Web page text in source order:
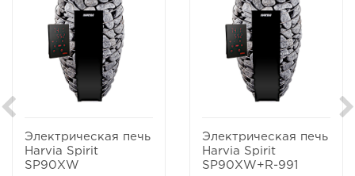
Электрическая печь
Harvia Spirit
SP90XW
Электрическая печь
Harvia Spirit
SP90XW+R-991